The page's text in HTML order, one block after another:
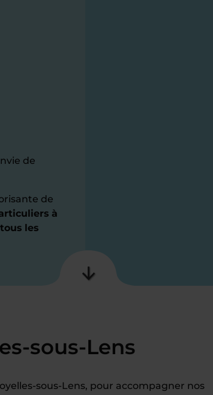
de
de
à
les
sous-Lens
sous-Lens, pour accompagner nos